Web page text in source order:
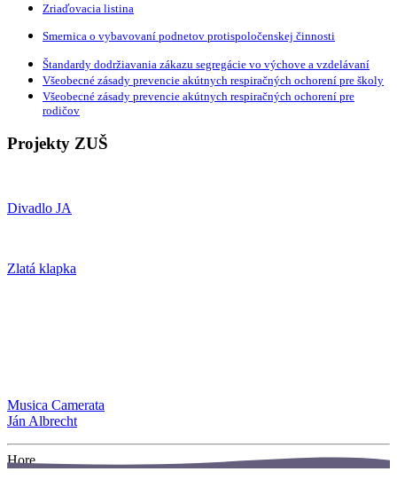
Zriaďovacia listina
Smernica o vybavovaní podnetov protispoločenskej činnosti
Štandardy dodržiavania zákazu segregácie vo výchove a vzdelávaní
Všeobecné zásady prevencie akútnych respiračných ochorení pre školy
Všeobecné zásady prevencie akútnych respiračných ochorení pre
rodičov
Projekty ZUŠ
Divadlo JA
Zlatá klapka
Musica Camerata
Ján Albrecht
Hore